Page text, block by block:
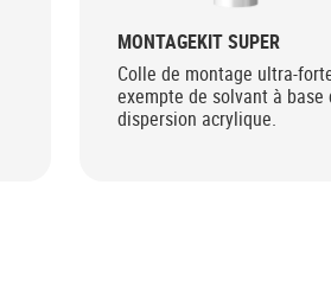
MONTAGEKIT SUPER
Colle de montage ultra-
exempte de solvant à base
dispersion acrylique.